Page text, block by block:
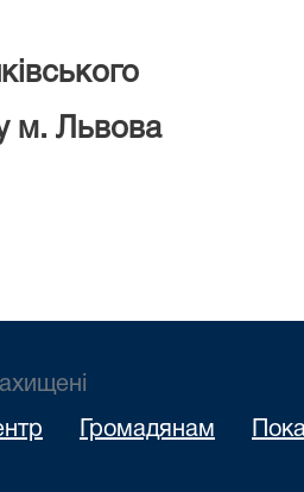
Громадянам